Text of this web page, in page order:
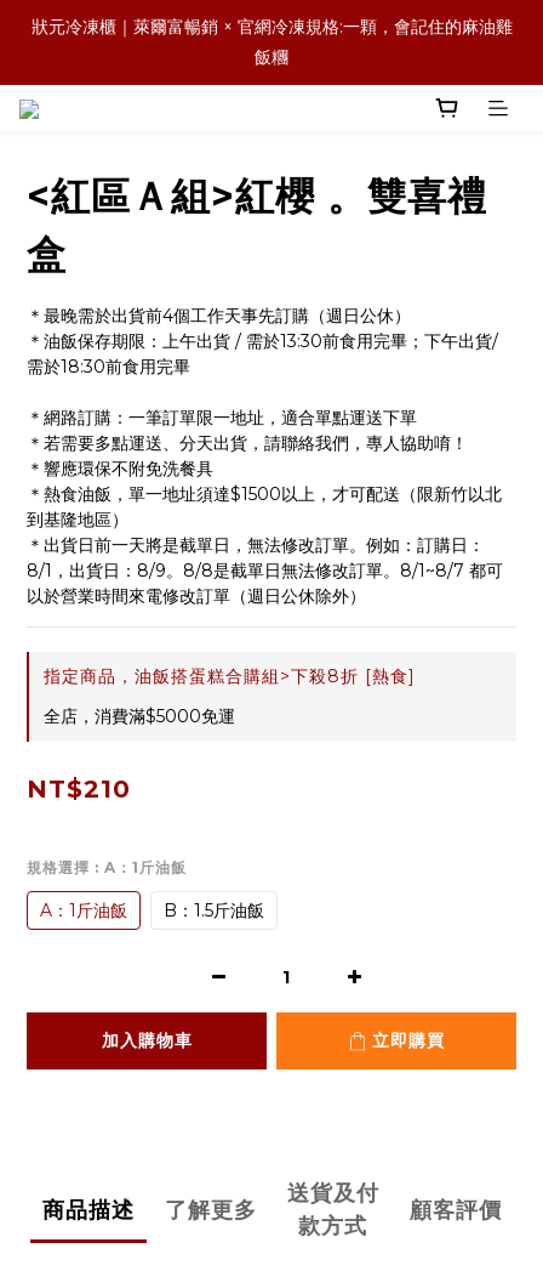
森日之禮｜職場賀禮的質感新選擇，傳承好味道，也送出祝福與人
情味
狀元冷凍櫃｜萊爾富暢銷 × 官網冷凍規格:一顆，會記住的麻油雞
飯糰
森日之禮｜職場賀禮的質感新選擇，傳承好味道，也送出祝福與人
<紅區Ａ組>紅櫻 。雙喜禮
盒
＊最晚需於出貨前4個工作天事先訂購（週日公休）
＊油飯保存期限：上午出貨 / 需於13:30前食用完畢；下午出貨/
需於18:30前食用完畢
＊網路訂購：一筆訂單限一地址，適合單點運送下單
＊若需要多點運送、分天出貨，請聯絡我們，專人協助唷！
＊響應環保不附免洗餐具
＊熱食油飯，單一地址須達$1500以上，才可配送（限新竹以北
到基隆地區）
＊出貨日前一天將是截單日，無法修改訂單。例如：訂購日：
8/1，出貨日：8/9。8/8是截單日無法修改訂單。8/1~8/7 都可
以於營業時間來電修改訂單（週日公休除外）
指定商品，油飯搭蛋糕合購組>下殺8折 [熱食]
全店，消費滿$5000免運
NT$210
規格選擇 : A：1斤油飯
A：1斤油飯 B：1.5斤油飯
加入購物車 立即購買
商品描述 了解更多
送貨及付
款方式
顧客評價